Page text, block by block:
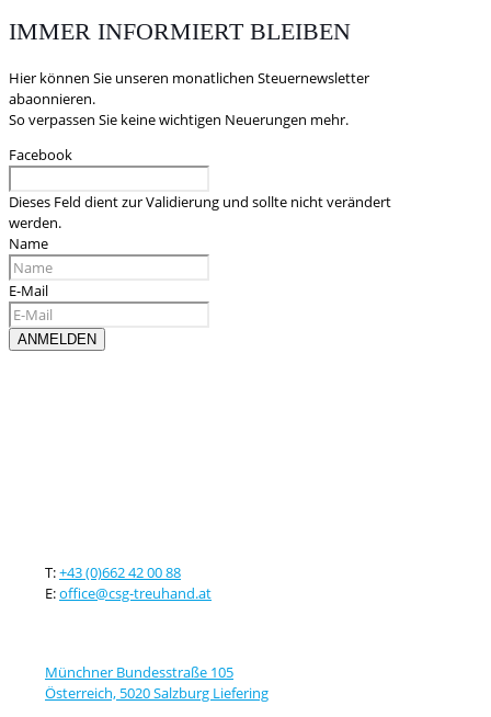
IMMER INFORMIERT BLEIBEN
Hier können Sie unseren monatlichen Steuernewsletter
abaonnieren.
So verpassen Sie keine wichtigen Neuerungen mehr.
Facebook
Dieses Feld dient zur Validierung und sollte nicht verändert
werden.
Name
E-Mail
T:+43 (0)662 42 00 88
E:office@csg-treuhand.at
Münchner Bundesstraße 105
Österreich, 5020 Salzburg Liefering